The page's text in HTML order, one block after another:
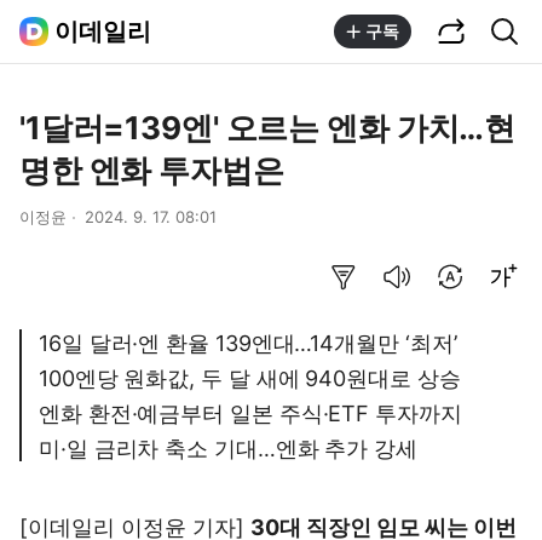
이데일리 구독
'1달러=139엔' 오르는 엔화 가치…현
명한 엔화 투자법은
이정윤 2024. 9. 17. 08:01
16일 달러·엔 환율 139엔대…14개월만 ‘최저’
100엔당 원화값, 두 달 새에 940원대로 상승
엔화 환전·예금부터 일본 주식·ETF 투자까지
미·일 금리차 축소 기대…엔화 추가 강세
[이데일리 이정윤 기자] 30대 직장인 임모 씨는 이번